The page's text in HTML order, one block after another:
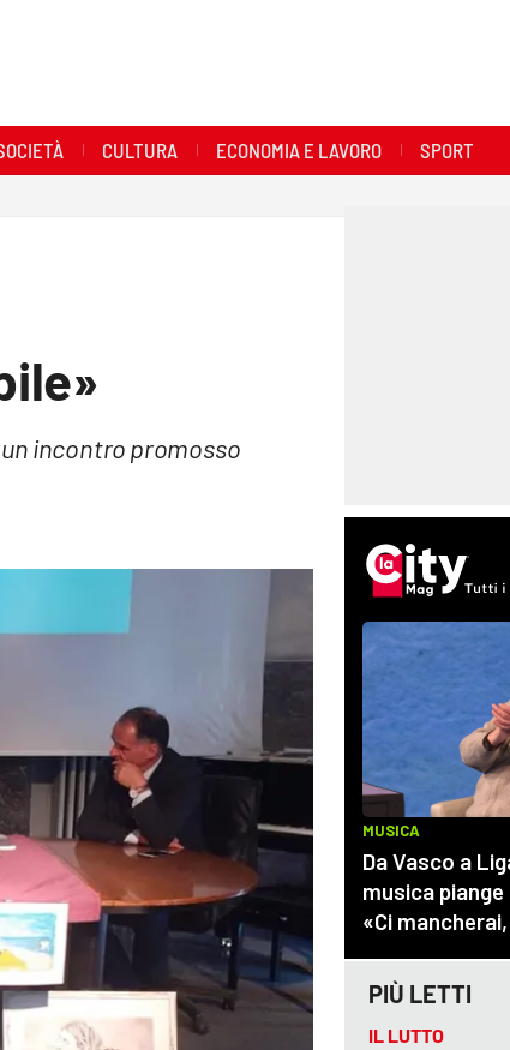
CULTURA ECONOMIA E LAVORO SPORT
incontro promosso
PIÙ LETTI
IL LUTTO